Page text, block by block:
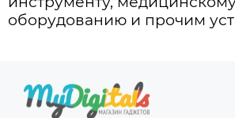
оборудованию и прочим